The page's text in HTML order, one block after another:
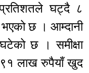
घट्दै ८
छ । आम्दानी
छ । समीक्षा
लाख रुपैयाँ खुद